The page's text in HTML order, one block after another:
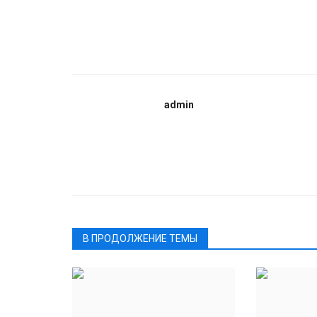
admin
В ПРОДОЛЖЕНИЕ ТЕМЫ